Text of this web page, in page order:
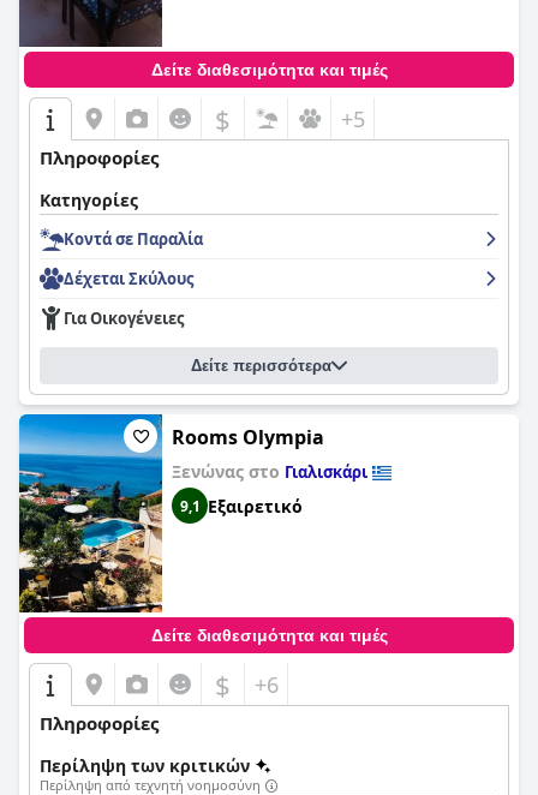
Δείτε διαθεσιμότητα και τιμές
$ +5
Πληροφορίες
Κατηγορίες
Κοντά σε Παραλία
Δέχεται Σκύλους
Για Οικογένειες
Δείτε περισσότερα
Rooms Olympia
Ξενώνας στο Γιαλισκάρι
9,1 Εξαιρετικό
Δείτε διαθεσιμότητα και τιμές
$ +6
Πληροφορίες
Περίληψη των κριτικών
Περίληψη από τεχνητή νοημοσύνη